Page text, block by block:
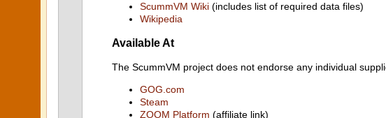
ScummVM Wiki (includes list of required data files)
Wikipedia
Available At
The ScummVM project does not endorse any individual
GOG.com
Steam
ZOOM Platform (affiliate link)